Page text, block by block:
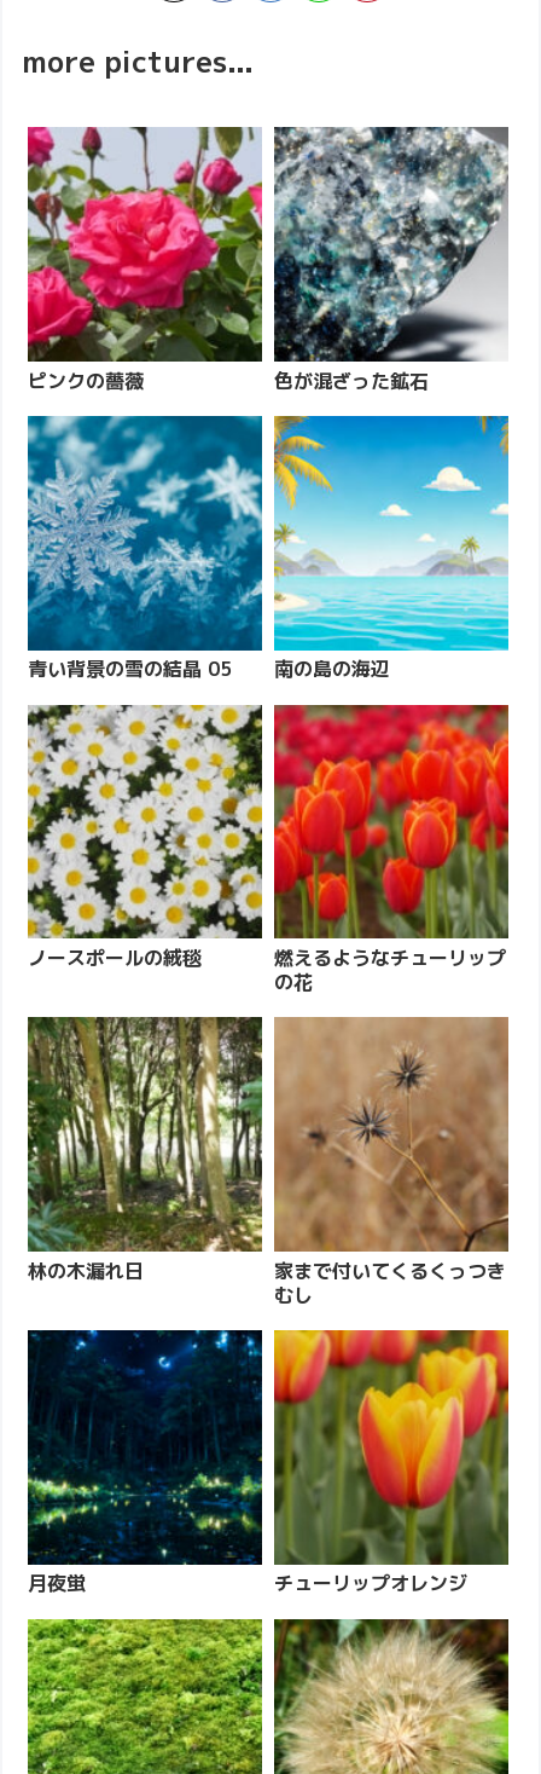
more pictures...
ピンクの薔薇 色が混ざった鉱石
青い背景の雪の結晶 05 南の島の海辺
ノースポールの絨毯
燃えるようなチューリップ
の花
林の木漏れ日
家まで付いてくるくっつき
むし
月夜蛍 チューリップオレンジ